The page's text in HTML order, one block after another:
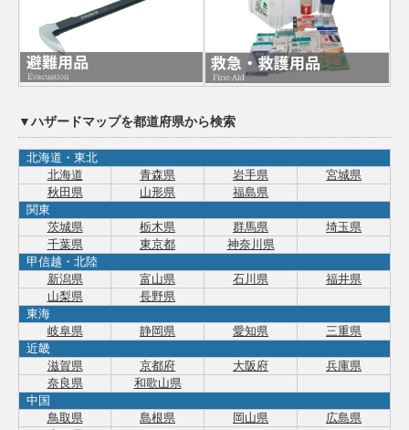
▼ハザードマップを都道府県から検索
北海道・東北
北海道
青森県 岩手県
宮城県
秋田県
山形県
福島県
関東
茨城県
栃木県 群馬県
埼玉県
千葉県
東京都
神奈川県
甲信越・北陸
新潟県
富山県 石川県
福井県
山梨県
長野県
東海
岐阜県
静岡県 愛知県
三重県
近畿
滋賀県
京都府 大阪府
兵庫県
奈良県
和歌山県
中国
鳥取県
島根県 岡山県
広島県